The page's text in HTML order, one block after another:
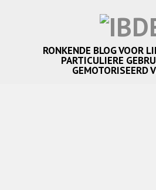
RONKENDE BLOG VOOR
PARTICULIERE
GEMOTORISEERD